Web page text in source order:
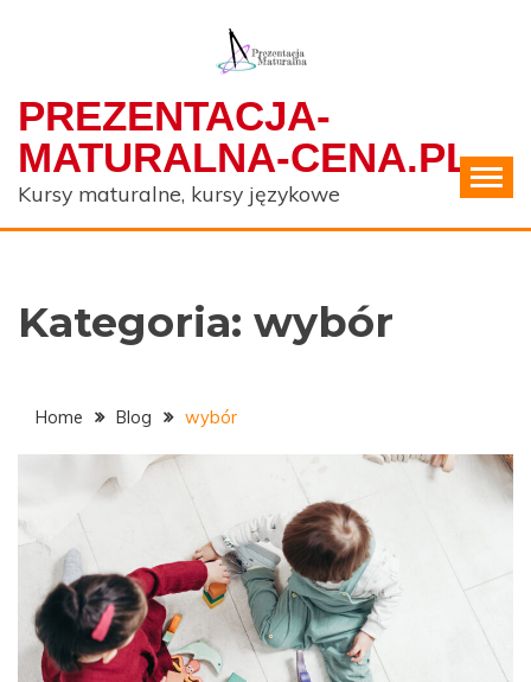
PREZENTACJA-
MATURALNA-CENA.PL
Kursy maturalne, kursy językowe
Kategoria: wybór
Home Blog wybór